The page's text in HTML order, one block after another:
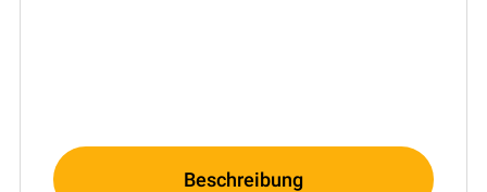
Beschreibung